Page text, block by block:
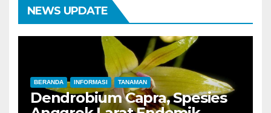
NEWS UPDATE
BERANDA INFORMASI TANAMAN
Dendrobium Capra, Spesies